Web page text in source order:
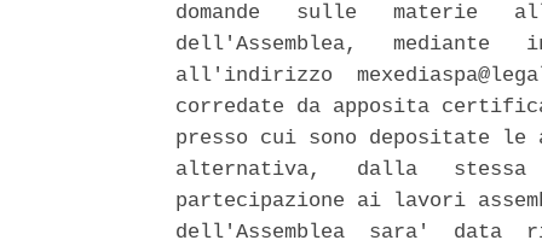
domande   sulle   materie
dell'Assemblea,   mediante
all'indirizzo
corredate da apposita
presso cui sono
alternativa,   dalla   stessa
partecipazione ai lavori
dell'Assemblea  sara'  data